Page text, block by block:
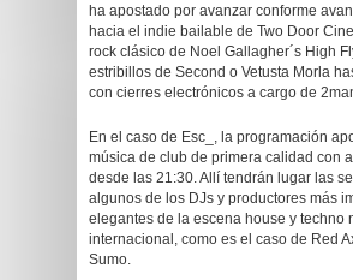
ha apostado por avanzar conforme
hacia el indie bailable de Two Door
rock clásico de Noel Gallagher´s High
estribillos de Second o Vetusta Morla
con cierres electrónicos a cargo de
En el caso de Esc_, la programación
música de club de primera calidad con
desde las 21:30. Allí tendrán lugar las
algunos de los DJs y productores más
elegantes de la escena house y techno
internacional, como es el caso de Red
Sumo.